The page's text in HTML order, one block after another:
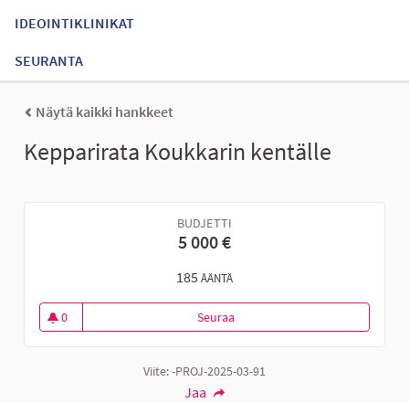
IDEOINTIKLINIKAT
SEURANTA
Näytä kaikki hankkeet
Kepparirata Koukkarin kentälle
BUDJETTI
5 000 €
185 ÄÄNTÄ
0
0 seuraajaa
SeuraaKepparirata Koukkarin kentälle
Viite: -PROJ-2025-03-91
Jaa